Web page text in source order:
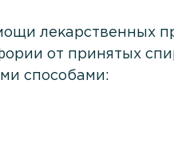
лекарственных
от принятых
способами: